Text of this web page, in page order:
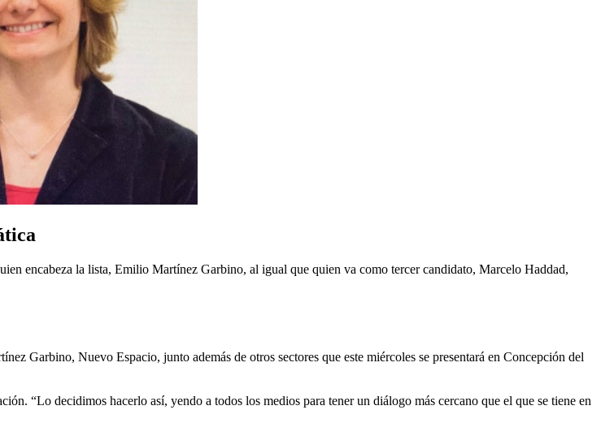
encabeza la lista, Emilio Martínez Garbino, al igual que quien va como tercer candidato, Marcelo Haddad,
Garbino, Nuevo Espacio, junto además de otros sectores que este miércoles se presentará en Concepción del
“Lo decidimos hacerlo así, yendo a todos los medios para tener un diálogo más cercano que el que se tiene en